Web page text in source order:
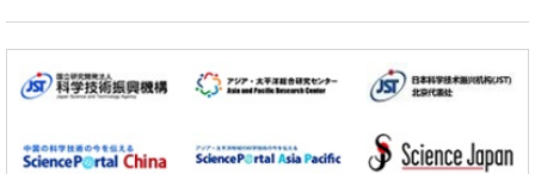
该基因的必要性因菌株而异
经济・社会
科学研究